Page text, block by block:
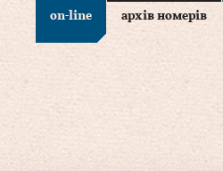
on-line архів номерів